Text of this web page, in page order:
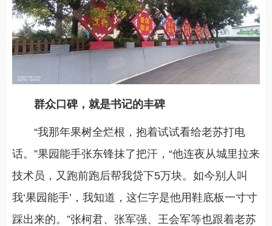
群众口碑，就是书记的丰碑
“我那年果树全烂根，抱着试试看给老苏打电
话。”果园能手张东锋抹了把汗，“他连夜从城里拉来
技术员，又跑前跑后帮我贷下5万块。如今别人叫
我‘果园能手’，我知道，这仨字是他用鞋底板一寸寸
踩出来的。”张柯君、张军强、王会军等也跟着老苏